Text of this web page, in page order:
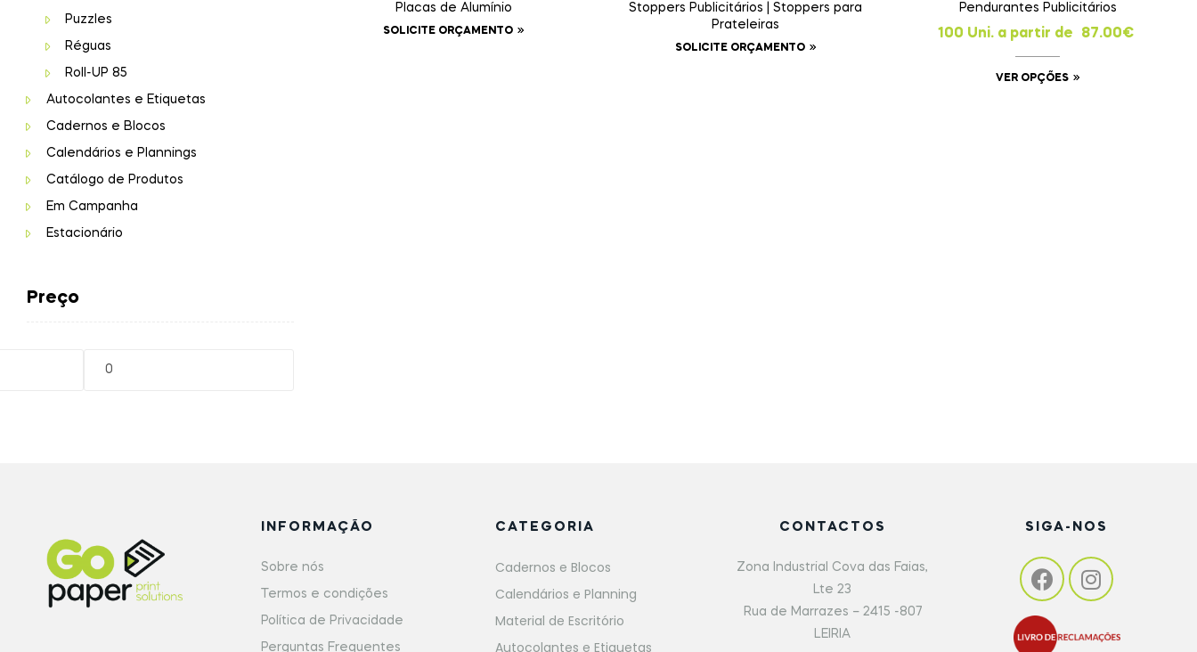
Placas de Alumínio
SOLICITE ORÇAMENTO
Stoppers Publicitários | Stoppers para
Prateleiras
SOLICITE ORÇAMENTO
Pendurantes Publicitários
100 Uni. a partir de 87.00€
VER OPÇÕES
Puzzles
Réguas
Roll-UP 85
Autocolantes e Etiquetas
Cadernos e Blocos
Calendários e Plannings
Catálogo de Produtos
Em Campanha
Estacionário
Preço
INFORMAÇÃO
Sobre nós
Termos e condições
Política de Privacidade
Perguntas Frequentes
CATEGORIA
Cadernos e Blocos
Calendários e Planning
Material de Escritório
Autocolantes e Etiquetas
CONTACTOS
Zona Industrial Cova das Faias,
Lte 23
Rua de Marrazes – 2415 -807
LEIRIA
SIGA-NOS